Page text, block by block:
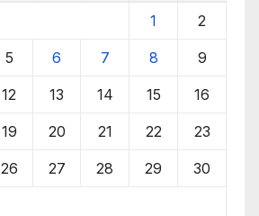
1 2
5 6 7 8 9
12 13 14 15 16
19 20 21 22 23
26 27 28 29 30